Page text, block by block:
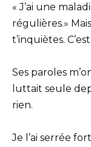
« J’ai une
régulières.»
t’inquiètes.
Ses paroles
luttait seule
rien.
Je l’ai serrée